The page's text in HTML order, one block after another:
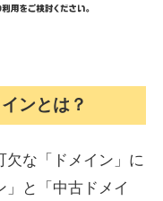
ンとは？
欠な「ドメイン」に
」と「中古ドメイ